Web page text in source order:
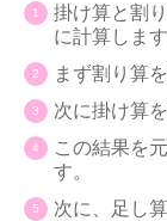
掛け算と割
に計算します
まず割り算
次に掛け算
この結果を
す。
次に、足し